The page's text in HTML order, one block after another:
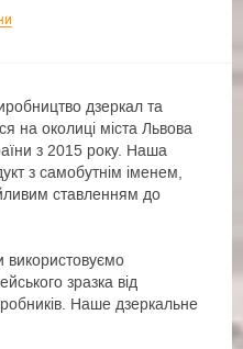
дзеркал та
на околиці міста Львова
з 2015 року. Наша
з самобутнім іменем,
ставленням до
використовуємо
зразка від
Наше дзеркальне